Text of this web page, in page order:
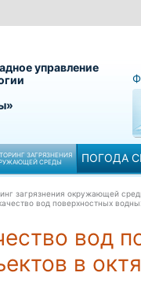
управление
ЗАГРЯЗНЕНИЯ
СРЕДЫ
ПОГОДА
загрязнения окружающей
вод поверхностных
вод
в